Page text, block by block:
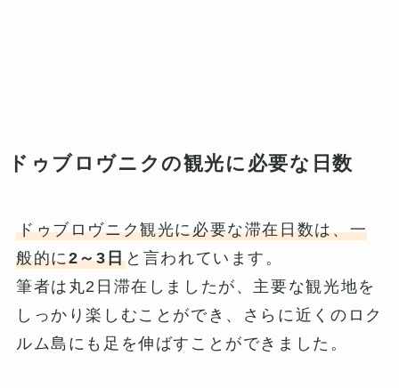
ドゥブロヴニクの観光に必要な日数
ドゥブロヴニク観光に必要な滞在日数は、一
般的に2～3日 と言われています。
筆者は丸2日滞在しましたが、主要な観光地を
しっかり楽しむことができ、さらに近くのロク
ルム島にも足を伸ばすことができました。